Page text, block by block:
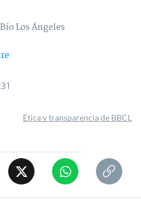
Los Ángeles
Ética y transparencia de BBCL